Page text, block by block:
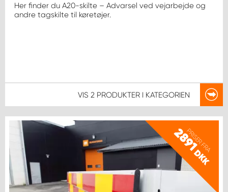
Her finder du A20-skilte – Advarsel ved vejarbejde og
andre tagskilte til køretøjer.
VIS 2 PRODUKTER I KATEGORIEN
PRISER FRA
2891
DKK